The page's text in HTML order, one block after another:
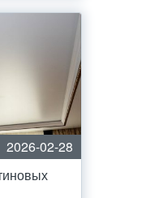
2026-02-28